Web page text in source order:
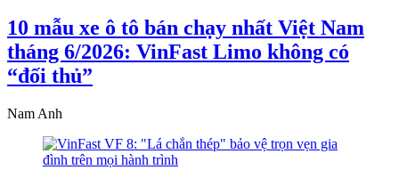
10 mẫu xe ô tô bán chạy nhất Việt Nam
tháng 6/2026: VinFast Limo không có
“đối thủ”
Nam Anh